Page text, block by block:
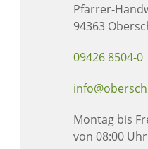
Pfarrer-
94363
09426 8504-0
Montag bis
von 08:00